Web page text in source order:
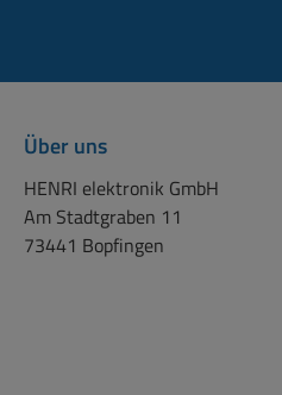
Über uns
HENRI elektronik GmbH
Am Stadtgraben 11
73441 Bopfingen